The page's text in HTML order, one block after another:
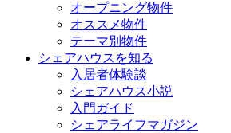
オープニング物件
オススメ物件
テーマ別物件
シェアハウスを知る
入居者体験談
シェアハウス小説
入門ガイド
シェアライフマガジン